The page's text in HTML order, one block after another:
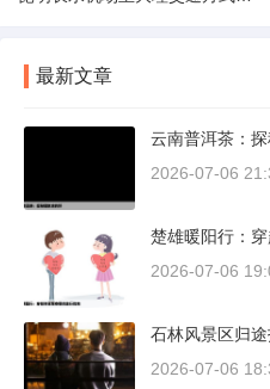
最新文章
云南普洱茶：
2026-07-06
楚雄暖阳行：
2026-07-06
石林风景区归
2026-07-06